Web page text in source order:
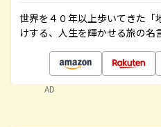
世界を４０年以上歩いてきた「
けする、人生を輝かせる旅の名
AD